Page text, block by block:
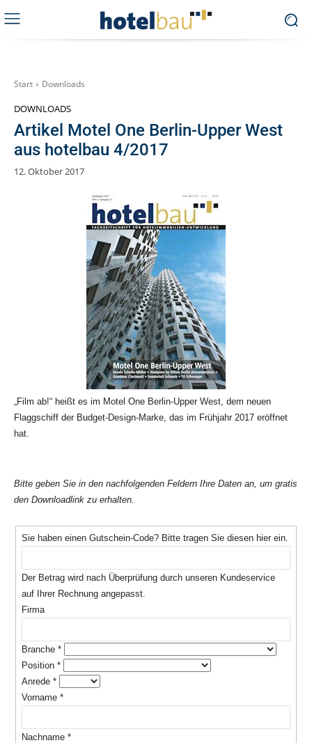
Start Downloads
DOWNLOADS
Artikel Motel One Berlin-Upper West
aus hotelbau 4/2017
12. Oktober 2017
„Film ab!“ heißt es im Motel One Berlin-Upper West, dem neuen
Flaggschiff der Budget-Design-Marke, das im Frühjahr 2017 eröffnet
hat.
Bitte geben Sie in den nachfolgenden Feldern Ihre Daten an, um gratis
den Downloadlink zu erhalten.
Sie haben einen Gutschein-Code? Bitte tragen Sie diesen hier ein.
Der Betrag wird nach Überprüfung durch unseren Kundeservice
auf Ihrer Rechnung angepasst.
Firma
Branche*
Position*
Anrede*
Vorname*
Nachname*